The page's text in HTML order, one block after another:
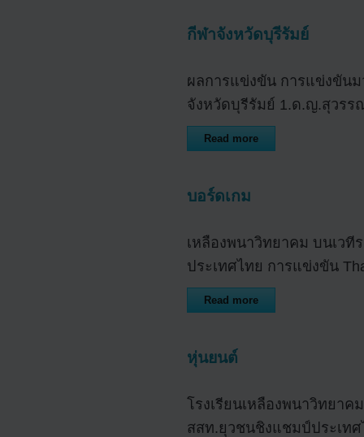
กีฬาจังหวัดบุรีรัมย์
ผลการแข่งขัน การแข่งขัน
จังหวัดบุรีรัมย์ 1.ด.ญ.สุวร
Read more
บอร์ดเกม
เหลืองพนาวิทยาคม บนเว
ประเทศไทย การแข่งขัน
Read more
หุ่นยนต์
โรงเรียนเหลืองพนาวิทยา
สสท.ยุวชนชิงแชมป์ประเทศ